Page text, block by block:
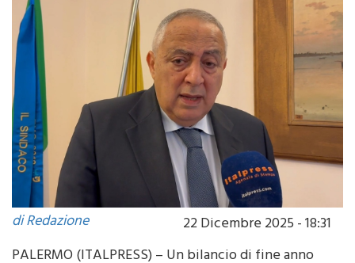
di Redazione
22 Dicembre 2025 - 18:31